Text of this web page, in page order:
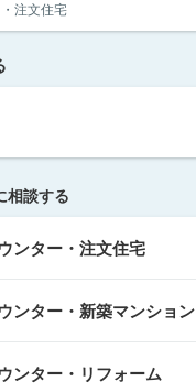
注文住宅
相談する
ンター・注文住宅
ンター・新築マンション
ンター・リフォーム